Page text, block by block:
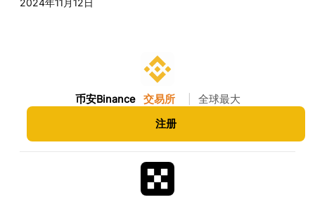
2024年11月12日
币安Binance 交易所 全球最大
注册